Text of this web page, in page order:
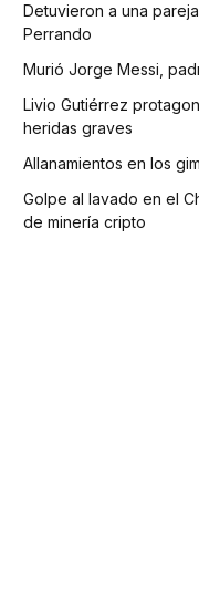
Detuvieron a una
Perrando
Murió Jorge Messi,
Livio Gutiérrez
heridas graves
Allanamientos en los
Golpe al lavado en el
de minería cripto